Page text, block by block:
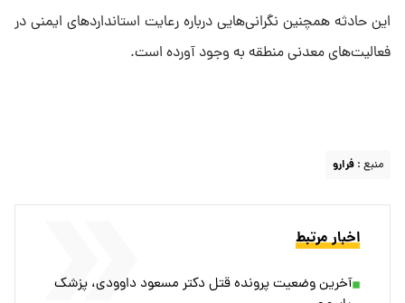
این حادثه همچنین نگرانی‌هایی درباره رعایت استاندارد‌های ایمنی در
فعالیت‌های معدنی منطقه به وجود آورده است.
منبع : فرارو
اخبار مرتبط
آخرین وضعیت پرونده قتل دکتر مسعود داوودی، پزشک